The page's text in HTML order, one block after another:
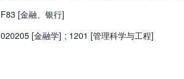
F83 [金融、银行]
020205 [金融学] ; 1201 [管理科学与工程]